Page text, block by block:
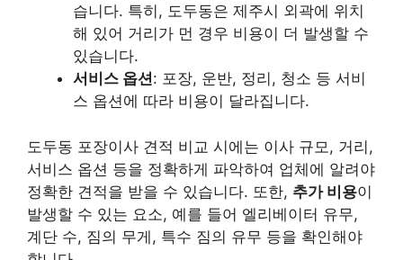
습니다. 특히, 도두동은 제주시 외곽에 위치
해 있어 거리가 먼 경우 비용이 더 발생할 수
있습니다.
서비스 옵션: 포장, 운반, 정리, 청소 등 서비
스 옵션에 따라 비용이 달라집니다.
도두동 포장이사 견적 비교 시에는 이사 규모, 거리,
서비스 옵션 등을 정확하게 파악하여 업체에 알려야
정확한 견적을 받을 수 있습니다. 또한, 추가 비용이
발생할 수 있는 요소, 예를 들어 엘리베이터 유무,
계단 수, 짐의 무게, 특수 짐의 유무 등을 확인해야